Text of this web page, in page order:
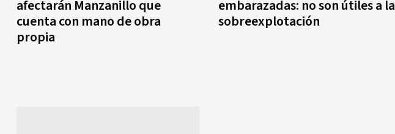
afectarán Manzanillo que
cuenta con mano de obra
propia
embarazadas: no son útiles a la
sobreexplotación